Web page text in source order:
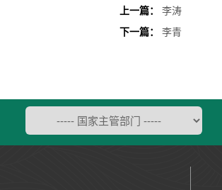
上一篇：
李涛
下一篇：
李青